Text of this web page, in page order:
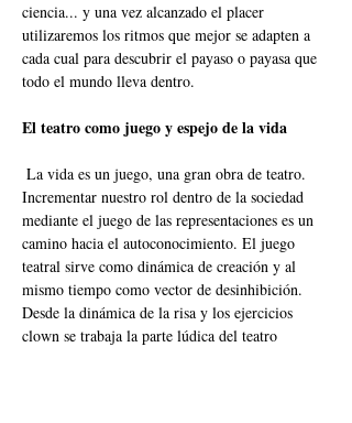
ciencia... y una vez alcanzado el placer
utilizaremos los ritmos que mejor se adapten a
cada cual para descubrir el payaso o payasa que
todo el mundo lleva dentro.
El teatro como juego y espejo de la vida
Incrementar nuestro rol dentro de la sociedad
mediante el juego de las representaciones es un
camino hacia el autoconocimiento. El juego
teatral sirve como dinámica de creación y al
mismo tiempo como vector de desinhibición.
Desde la dinámica de la risa y los ejercicios
clown se trabaja la parte lúdica del teatro